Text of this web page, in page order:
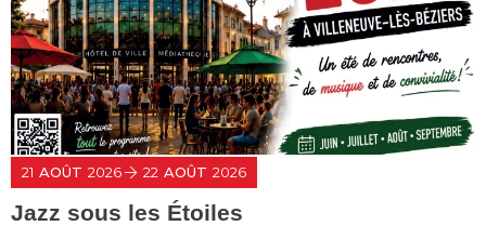
21 AOÛT 2026 22 AOÛT 2026
Jazz sous les Étoiles